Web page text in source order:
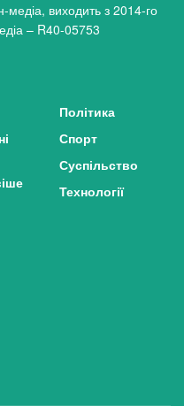
виходить з 2014-го
– R40-05753
Політика
Спорт
Суспільство
Технології